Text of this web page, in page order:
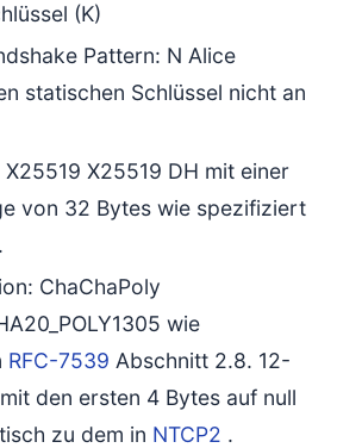
(K)
Pattern: N Alice
statischen Schlüssel nicht an
X25519 DH mit einer
von 32 Bytes wie spezifiziert
.
ChaChaPoly
wie
RFC-7539 Abschnitt 2.8. 12-
den ersten 4 Bytes auf null
zu dem in NTCP2 .